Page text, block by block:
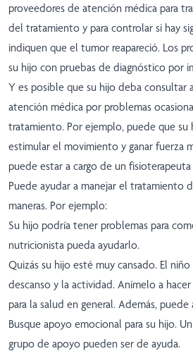
proveedores de atención médica para
del tratamiento y para controlar si hay
indiquen que el tumor reapareció. Los
su hijo con pruebas de diagnóstico por
Y es posible que su hijo deba consultar
atención médica por problemas
tratamiento. Por ejemplo, puede que su
estimular el movimiento y ganar fuerza
puede estar a cargo de un
Puede ayudar a manejar el tratamiento
maneras. Por ejemplo:
Su hijo podría tener problemas para
nutricionista pueda ayudarlo.
Quizás su hijo esté muy cansado. El
descanso y la actividad. Anímelo a
para la salud en general. Además, puede
Busque apoyo emocional para su hijo.
grupo de apoyo pueden ser de ayuda.